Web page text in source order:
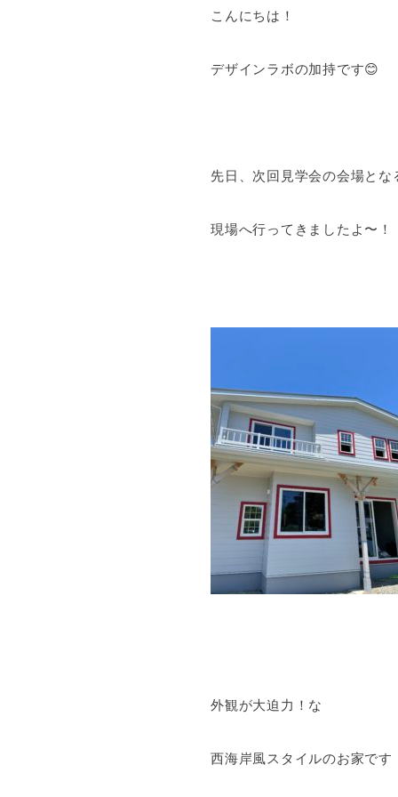
こんにちは！
デザインラボの加持です😊
先日、次回見学会の会場とな
現場へ行ってきましたよ〜！
外観が大迫力！な
西海岸風スタイルのお家です